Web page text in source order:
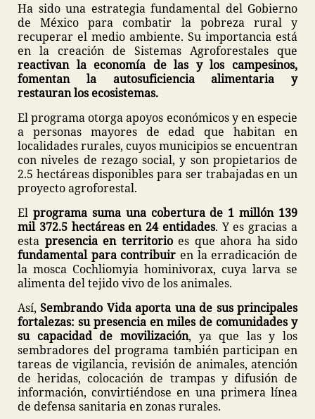
Ha sido una estrategia fundamental del Gobierno
de México para combatir la pobreza rural y
recuperar el medio ambiente. Su importancia está
en la creación de Sistemas Agroforestales que
reactivan la economía de las y los campesinos,
fomentan la autosuficiencia alimentaria y
restauran los ecosistemas.
El programa otorga apoyos económicos y en especie
a personas mayores de edad que habitan en
localidades rurales, cuyos municipios se encuentran
con niveles de rezago social, y son propietarios de
2.5 hectáreas disponibles para ser trabajadas en un
proyecto agroforestal.
El programa suma una cobertura de 1 millón 139
mil 372.5 hectáreas en 24 entidades. Y es gracias a
esta presencia en territorioes que ahora ha sido
fundamental para contribuir en la erradicación de
la mosca Cochliomyia hominivorax, cuya larva se
alimenta del tejido vivo de los animales.
Así,Sembrando Vida aporta una de sus principales
fortalezas: su presencia en miles de comunidades y
su capacidad de movilización, ya que las y los
sembradores del programa también participan en
tareas de vigilancia, revisión de animales, atención
de heridas, colocación de trampas y difusión de
información, convirtiéndose en una primera línea
de defensa sanitaria en zonas rurales.